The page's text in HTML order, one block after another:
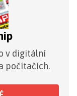
v digitální
počítačích.